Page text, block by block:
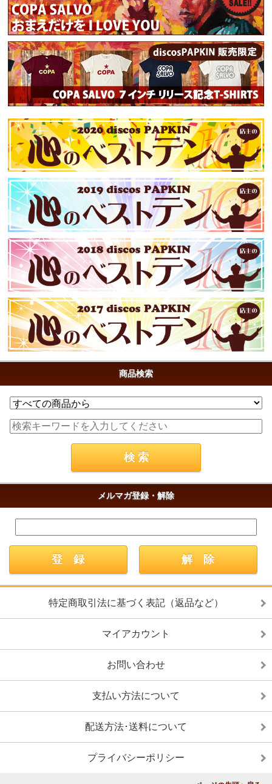
商品検索
メルマガ登録・解除
特定商取引法に基づく表記（返品など）
マイアカウント
お問い合わせ
支払い方法について
配送方法･送料について
プライバシーポリシー